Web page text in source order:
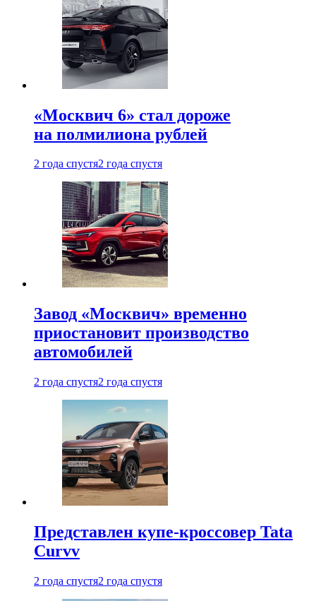
«Москвич 6» стал дороже
на полмилиона рублей
2 года спустя2 года спустя
Завод «Москвич» временно
приостановит производство
автомобилей
2 года спустя2 года спустя
Представлен купе-кроссовер Tata
Curvv
2 года спустя2 года спустя